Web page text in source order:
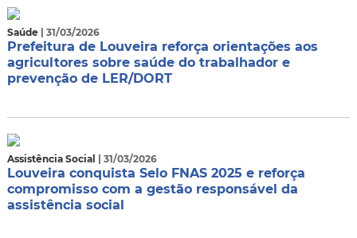
Saúde | 31/03/2026
Prefeitura de Louveira reforça orientações aos
agricultores sobre saúde do trabalhador e
prevenção de LER/DORT
Assistência Social | 31/03/2026
Louveira conquista Selo FNAS 2025 e reforça
compromisso com a gestão responsável da
assistência social